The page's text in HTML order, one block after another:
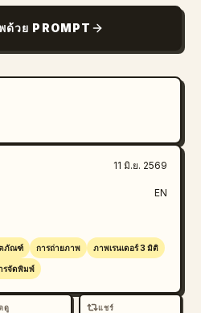
รา สไตล์ปกนิตยสารระดับไฮเอน
ด้วย PROMPT
11 มิ.ย. 2569
EN
ตภัณฑ์ การถ่ายภาพ ภาพเรนเดอร์ 3 มิติ
รจัดพิมพ์
ดู แชร์